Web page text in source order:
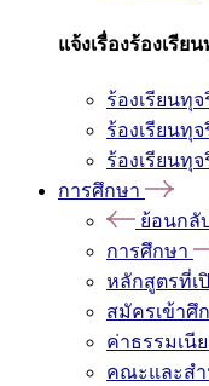
แจ้งเรื่องร้องเรีย
ร้องเรียนทุ
ร้องเรียนทุ
ร้องเรียนทุ
การศึกษา
ย้อนกลั
การศึกษา
หลักสูตรที่เ
สมัครเข้าศึ
ค่าธรรมเนี
คณะและส